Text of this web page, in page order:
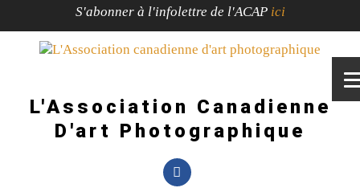
S'abonner à l'infolettre de l'ACAP ici
L'Association Canadienne
D'art Photographique